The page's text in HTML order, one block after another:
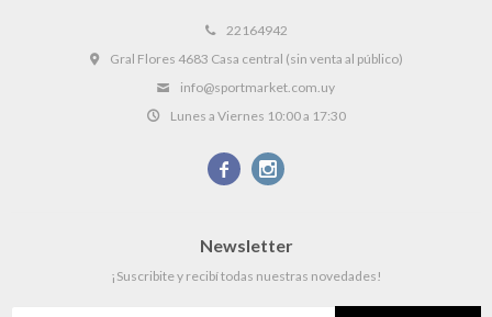
22164942
Gral Flores 4683 Casa central (sin venta al público)
info@sportmarket.com.uy
Lunes a Viernes 10:00 a 17:30
 
Newsletter
¡Suscribite y recibí todas nuestras novedades!